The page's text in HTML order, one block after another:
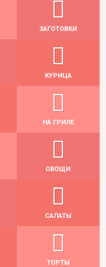
ЗАГОТОВКИ
КУРИЦА
НА ГРИЛЕ
ОВОЩИ
САЛАТЫ
ТОРТЫ